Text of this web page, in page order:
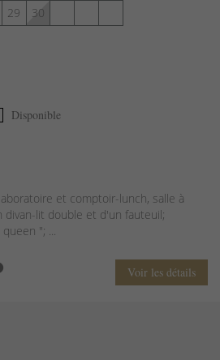
29 30
Disponible
et comptoir-lunch, salle à
lit double et d'un fauteuil;
"; ...
Voir les détails